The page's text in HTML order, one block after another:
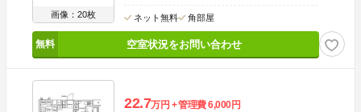
画像：20枚 ネット無料 角部屋
空室状況をお問い合わせ
22.7万円 管理費6,000円